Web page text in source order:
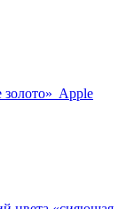
Apple